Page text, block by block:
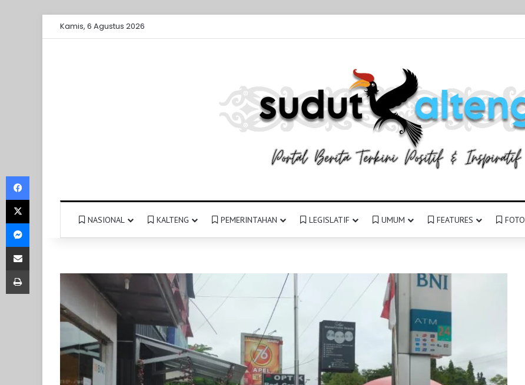
Kamis, 6 Agustus 2026
NASIONAL KALTENG PEMERINTAHAN LEGISLATIF UMUM FEATURES FOTO
Facebook
X
Messenger
Share via Email